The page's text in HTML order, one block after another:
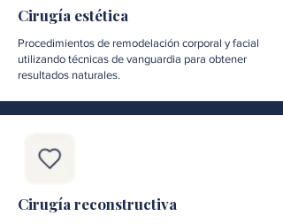
Cirugía estética
Procedimientos de remodelación corporal y facial
utilizando técnicas de vanguardia para obtener
resultados naturales.
Cirugía reconstructiva